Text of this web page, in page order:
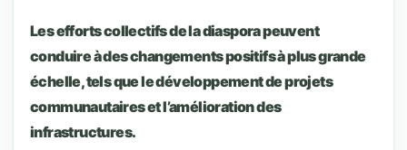
Les efforts collectifs de la diaspora peuvent
conduire à des changements positifs à plus grande
échelle, tels que le développement de projets
communautaires et l’amélioration des
infrastructures.